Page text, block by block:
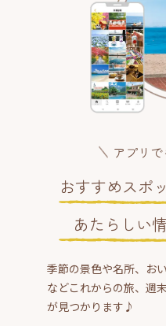
アプリ
おすすめスポ
あたらしい
季節の景色や名所、お
などこれからの旅、週
が見つかります♪